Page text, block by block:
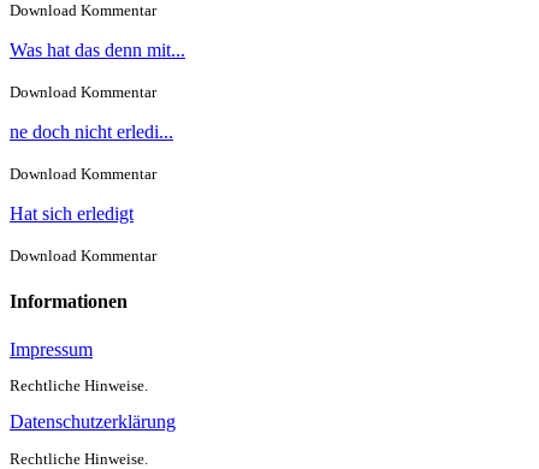
Download Kommentar
Was hat das denn mit...
Download Kommentar
ne doch nicht erledi...
Download Kommentar
Hat sich erledigt
Download Kommentar
Informationen
Impressum
Rechtliche Hinweise.
Datenschutzerklärung
Rechtliche Hinweise.